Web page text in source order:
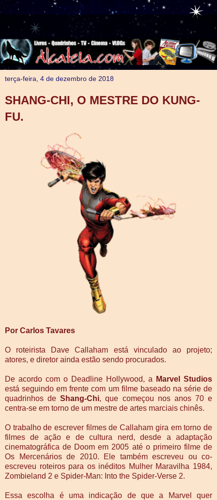
terça-feira, 4 de dezembro de 2018
SHANG-CHI, O MESTRE DO KUNG-
FU.
Por Carlos Tavares
O roteirista Dave Callaham está vinculado ao projeto;
atores, e diretor ainda estão sendo procurados.
De acordo com o Deadline Hollywood, a
Marvel Studios
está seguindo em frente com um filme baseado na série de
quadrinhos deShang-Chi, que começou nos anos 70 e
centra-se em torno de um mestre de artes marciais chinês.
O trabalho de escrever filmes de Callaham gira em torno de
filmes de ação e de cultura nerd, desde a adaptação
cinematográfica de Doom em 2005 até o primeiro filme de
Os Mercenários de 2010. Ele também escreveu ou co-
escreveu roteiros para os inéditos Mulher Maravilha 1984,
Zombieland 2 e Spider-Man: Into the Spider-Verse 2.
Essa escolha é uma indicação de que a Marvel quer